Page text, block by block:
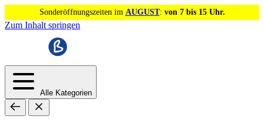
Sonderöffnungszeiten im AUGUST: von 7 bis 15 Uhr.
Zum Inhalt springen
Alle Kategorien